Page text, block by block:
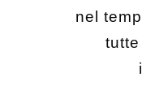
nel